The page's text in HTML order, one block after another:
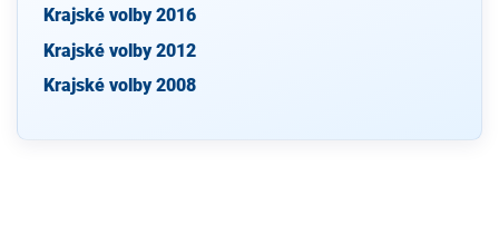
Krajské volby 2016
Krajské volby 2012
Krajské volby 2008